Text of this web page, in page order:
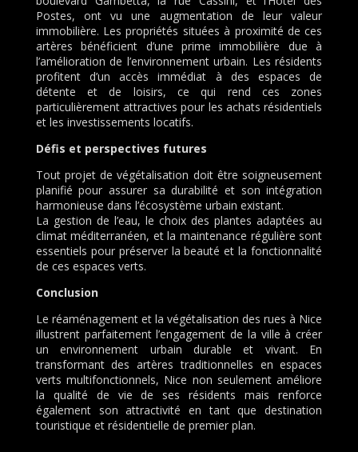
Postes, ont vu une augmentation de leur valeur
immobilière. Les propriétés situées à proximité de ces
artères bénéficient d’une prime immobilière due à
l’amélioration de l’environnement urbain. Les résidents
profitent d’un accès immédiat à des espaces de
détente et de loisirs, ce qui rend ces zones
particulièrement attractives pour les achats résidentiels
et les investissements locatifs.
Défis et perspectives futures
Tout projet de végétalisation doit être soigneusement
planifié pour assurer sa durabilité et son intégration
harmonieuse dans l’écosystème urbain existant.
La gestion de l’eau, le choix des plantes adaptées au
climat méditerranéen, et la maintenance régulière sont
essentiels pour préserver la beauté et la fonctionnalité
de ces espaces verts.
Conclusion
Le réaménagement et la végétalisation des rues à Nice
illustrent parfaitement l’engagement de la ville à créer
un environnement urbain durable et vivant. En
transformant des artères traditionnelles en espaces
verts multifonctionnels, Nice non seulement améliore
la qualité de vie de ses résidents mais renforce
également son attractivité en tant que destination
touristique et résidentielle de premier plan.